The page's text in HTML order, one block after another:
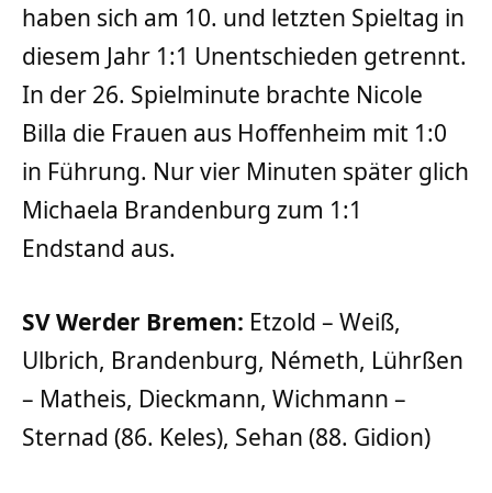
haben sich am 10. und letzten Spieltag in
diesem Jahr 1:1 Unentschieden getrennt.
In der 26. Spielminute brachte Nicole
Billa die Frauen aus Hoffenheim mit 1:0
in Führung. Nur vier Minuten später glich
Michaela Brandenburg zum 1:1
Endstand aus.
SV Werder Bremen: Etzold – Weiß,
Ulbrich, Brandenburg, Németh, Lührßen
– Matheis, Dieckmann, Wichmann –
Sternad (86. Keles), Sehan (88. Gidion)